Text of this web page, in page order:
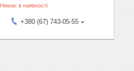
Немає в наявності
+380 (67) 743-05-55